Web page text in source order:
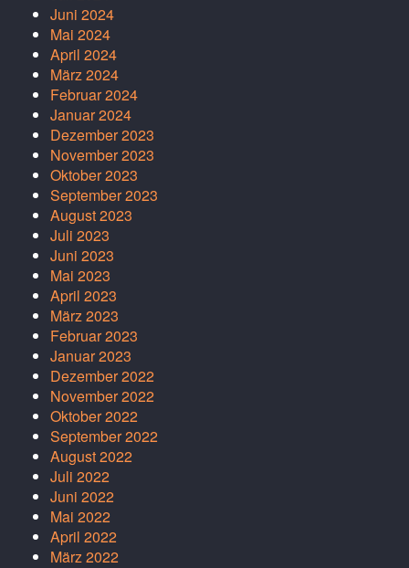
Juni 2024
Mai 2024
April 2024
März 2024
Februar 2024
Januar 2024
Dezember 2023
November 2023
Oktober 2023
September 2023
August 2023
Juli 2023
Juni 2023
Mai 2023
April 2023
März 2023
Februar 2023
Januar 2023
Dezember 2022
November 2022
Oktober 2022
September 2022
August 2022
Juli 2022
Juni 2022
Mai 2022
April 2022
März 2022